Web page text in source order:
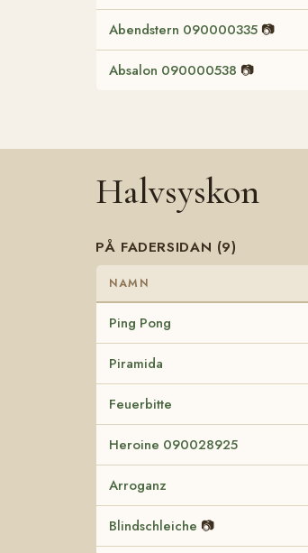
Abendstern 090000335 📷
Absalon 090000538 📷
Halvsyskon
PÅ FADERSIDAN (9)
NAMN
Ping Pong
Piramida
Feuerbitte
Heroine 090028925
Arroganz
Blindschleiche 📷